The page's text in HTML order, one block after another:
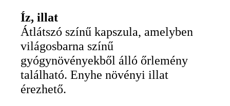
Íz, illat
Átlátszó színű kapszula, amelyben
világosbarna színű
gyógynövényekből álló őrlemény
található. Enyhe növényi illat
érezhető.